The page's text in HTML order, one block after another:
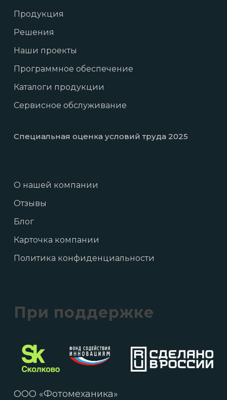
Продукция
Решения
Наши проекты
Программное обеспечение
Каталоги продукции
Сервисное обслуживание
Специальная оценка условий труда 2025
О нашей компании
Отзывы
Блог
Карточка компании
Политика конфиденциальности
При поддержке
ООО «Фотомеханика»